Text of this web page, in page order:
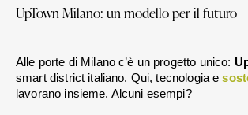
UpTown Milano: un modello per il futuro
Alle porte di Milano c’è un progetto unico:
smart district italiano. Qui, tecnologia e
lavorano insieme. Alcuni esempi?